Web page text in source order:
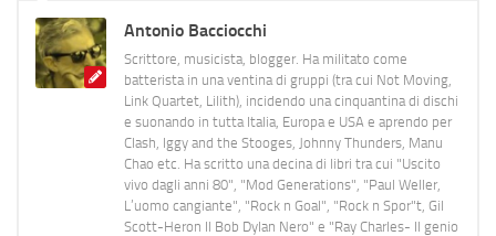
Antonio Bacciocchi
Scrittore, musicista, blogger. Ha militato come
batterista in una ventina di gruppi (tra cui Not Moving,
Link Quartet, Lilith), incidendo una cinquantina di dischi
e suonando in tutta Italia, Europa e USA e aprendo per
Clash, Iggy and the Stooges, Johnny Thunders, Manu
Chao etc. Ha scritto una decina di libri tra cui "Uscito
vivo dagli anni 80", "Mod Generations", "Paul Weller,
L’uomo cangiante", "Rock n Goal", "Rock n Spor"t, Gil
Scott-Heron Il Bob Dylan Nero" e "Ray Charles- Il genio